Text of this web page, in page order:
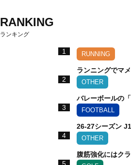
RANKING
ランキング
1 RUNNING
ランニングでマ
2
OTHER
バレーボールの
3
FOOTBALL
26-27シーズン
4
OTHER
腹筋強化にはク